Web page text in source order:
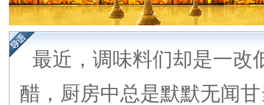
最近，调味料们却是一改
醋，厨房中总是默默无闻